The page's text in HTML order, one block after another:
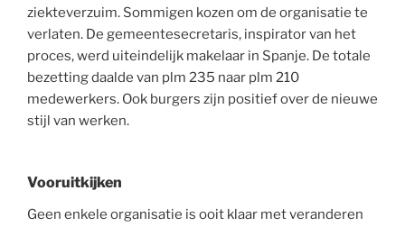
ziekteverzuim. Sommigen kozen om de organisatie te
verlaten. De gemeentesecretaris, inspirator van het
proces, werd uiteindelijk makelaar in Spanje. De totale
bezetting daalde van plm 235 naar plm 210
medewerkers. Ook burgers zijn positief over de nieuwe
stijl van werken.
Vooruitkijken
Geen enkele organisatie is ooit klaar met veranderen